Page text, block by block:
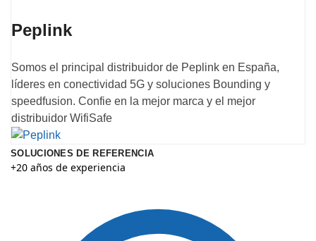
Peplink
Somos el principal distribuidor de Peplink en España,
líderes en conectividad 5G y soluciones Bounding y
speedfusion. Confie en la mejor marca y el mejor
distribuidor WifiSafe
SOLUCIONES DE REFERENCIA
+20 años de experiencia